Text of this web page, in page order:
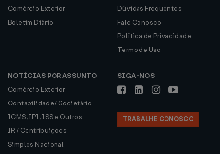
Comércio Exterior
Boletim Diário
Dúvidas Frequentes
Fale Conosco
Política de Privacidade
Termo de Uso
NOTÍCIAS POR ASSUNTO
Comércio Exterior
Contabilidade / Societário
ICMS, IPI, ISS e Outros
IR / Contribuições
Simples Nacional
SIGA-NOS
TRABALHE CONOSCO